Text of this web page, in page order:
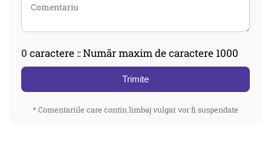
0 caractere :: Număr maxim de caractere 1000
Trimite
* Comentariile care contin limbaj vulgar vor fi suspendate